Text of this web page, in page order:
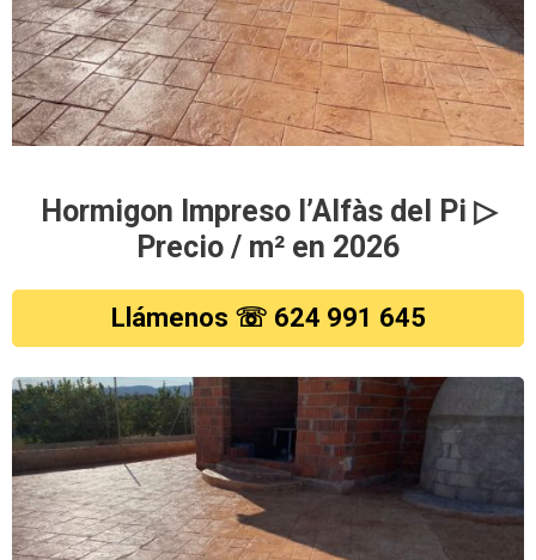
Hormigon Impreso l’Alfàs del Pi ▷
Precio / m² en 2026
Llámenos ☏ 624 991 645